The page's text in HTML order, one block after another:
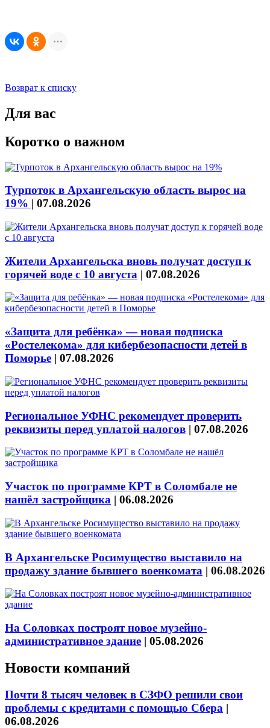
Возврат к списку
Для вас
Коротко о важном
Турпоток в Архангельскую область вырос на
19% | 07.08.2026
Жители Архангельска вновь получат доступ к
горячей воде с 10 августа | 07.08.2026
«Защита для ребёнка» — новая подписка
«Ростелекома» для кибербезопасности детей в
Поморье | 07.08.2026
Региональное УФНС рекомендует проверить
реквизиты перед уплатой налогов | 07.08.2026
Участок по программе КРТ в Соломбале не
нашёл застройщика | 06.08.2026
В Архангельске Росимущество выставило на
продажу здание бывшего военкомата | 06.08.2026
На Соловках построят новое музейно-
административное здание | 05.08.2026
Новости компаний
Почти 8 тысяч человек в СЗФО решили свои
проблемы с кредитами с помощью Сбера |
06.08.2026